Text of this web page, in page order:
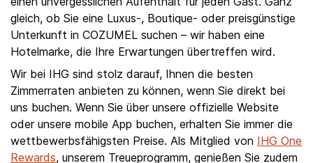
gleich, ob Sie eine Luxus-, Boutique- oder preisgünstige
Unterkunft in COZUMEL suchen – wir haben eine
Hotelmarke, die Ihre Erwartungen übertreffen wird.
Wir bei IHG sind stolz darauf, Ihnen die besten
Zimmerraten anbieten zu können, wenn Sie direkt bei
uns buchen. Wenn Sie über unsere offizielle Website
oder unsere mobile App buchen, erhalten Sie immer die
wettbewerbsfähigsten Preise. Als Mitglied von IHG One
Rewards, unserem Treueprogramm, genießen Sie zudem